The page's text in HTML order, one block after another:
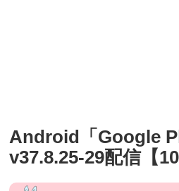
Android「Google
v37.8.25-29配信【10